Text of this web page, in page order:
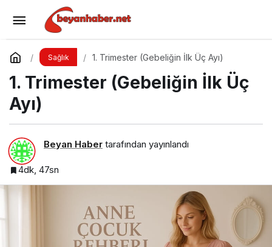
Sağlık 1. Trimester (Gebeliğin İlk Üç Ayı)
1. Trimester (Gebeliğin İlk Üç
Ayı)
Beyan Haber tarafından yayınlandı
4dk, 47sn
Protein Kalitesi: Bitkisel mi Hayvansal mı?
Yorum Yap